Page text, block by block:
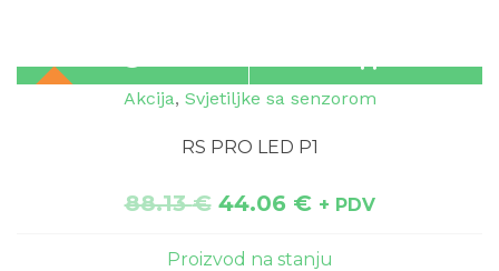
Akcija, Svjetiljke sa senzorom
RS PRO LED P1
88.13€ 44.06 € + PDV
Proizvod na stanju